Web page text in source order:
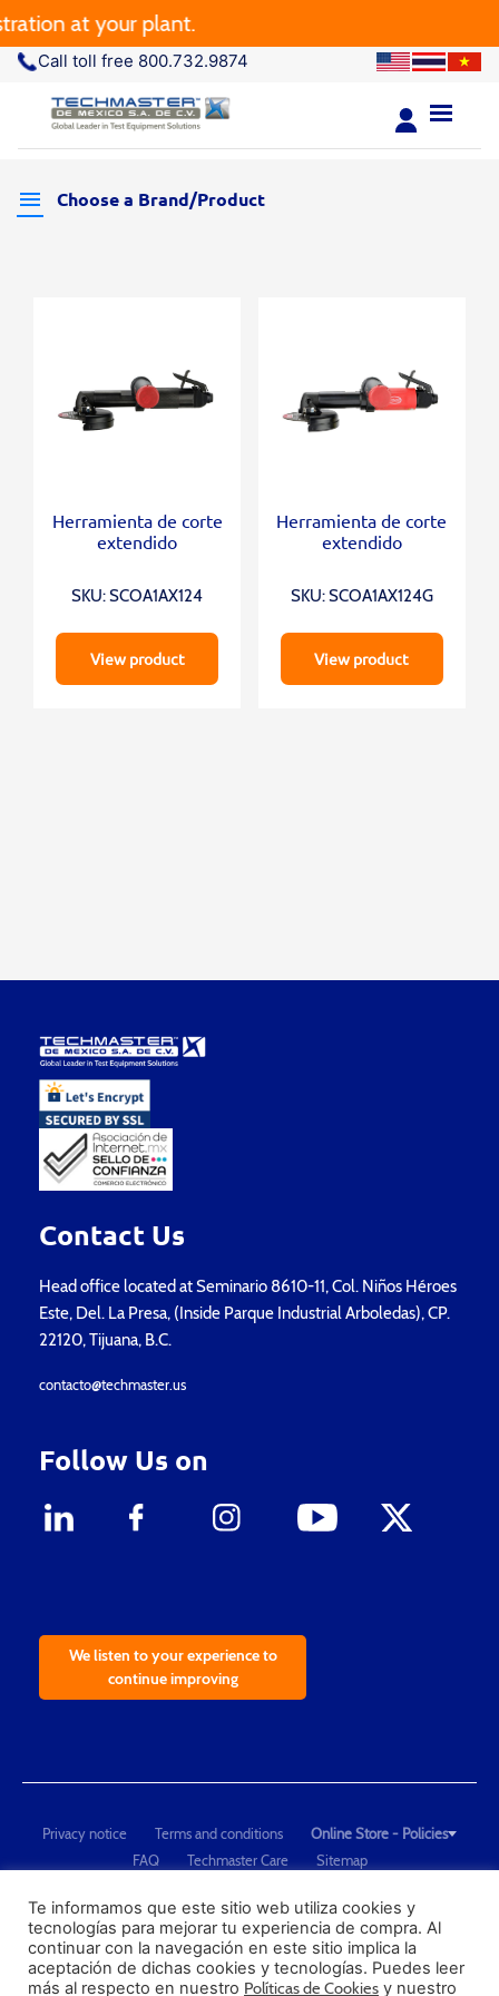
at your plant.
Call toll free 800.732.9874
Herramienta de corte
extendido
SKU: SCOA1AX124
View product
Herramienta de corte
extendido
SKU: SCOA1AX124G
View product
Choose a Brand/Product
Contact Us
Head office located at Seminario 8610-11, Col. Niños Héroes
Este, Del. La Presa, (Inside Parque Industrial Arboledas), CP.
22120, Tijuana, B.C.
contacto@techmaster.us
Follow Us on
We listen to your experience to
continue improving
Privacy notice Terms and conditions
Online Store - Policies
FAQ
Techmaster Care
Sitemap
"Techmaster de México is The Global Leader in Test Equipment Solutions -
Calibration, Dimensional Measurement and Testing"
PROFECO
Te informamos que este sitio web utiliza cookies y
tecnologías para mejorar tu experiencia de compra. Al
continuar con la navegación en este sitio implica la
aceptación de dichas cookies y tecnologías. Puedes leer
más al respecto en nuestro Políticas de Cookies y nuestro